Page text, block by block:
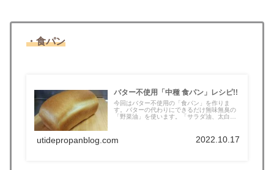
・食パン
バター不使用「中種 食パン」レシピ!!
今回はバター不使用の「食パン」を作りま
す。バターの代わりにできるだけ無味無臭の
「野菜油」を使います。「サラダ油、太白ご
utidepropanblog.com 2022.10.17